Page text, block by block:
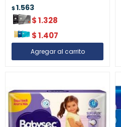
$1.563
$1.328
$1.407